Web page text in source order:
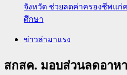
จังหวัด ช่วยลดค่าครองชีพแก่
ศึกษา
ข่าวล่ามาแรง
สกสค. มอบส่วนลดอาห